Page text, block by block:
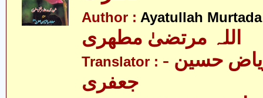
Author : Ayatullah
اللہ مرتضیٰ مطھری
Translator : - مولانا ریاض حسین
جعفری